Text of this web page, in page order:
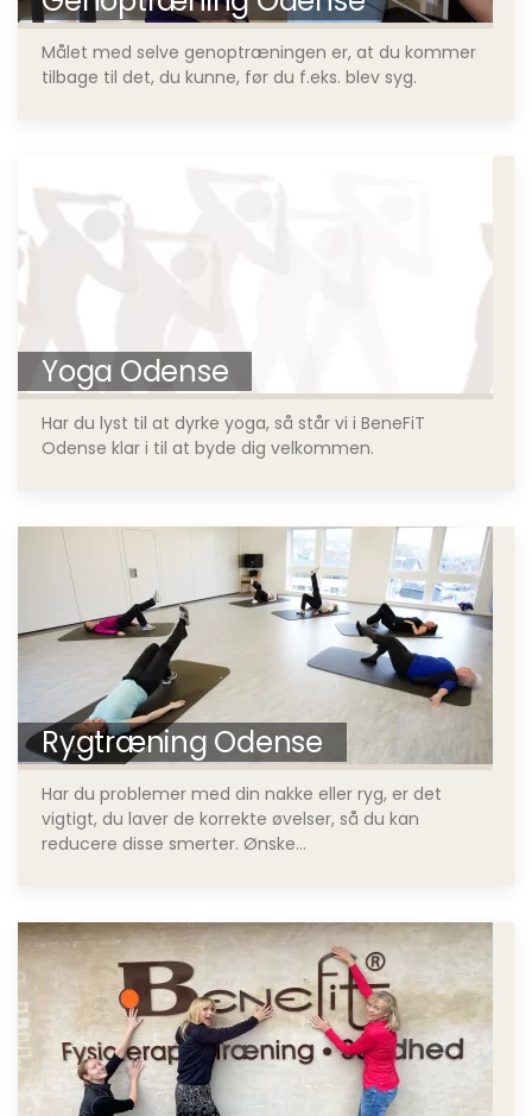
Målet med selve genoptræningen er, at du kommer
tilbage til det, du kunne, før du f.eks. blev syg.
Yoga Odense
Har du lyst til at dyrke yoga, så står vi i BeneFiT
Odense klar i til at byde dig velkommen.
Rygtræning Odense
Har du problemer med din nakke eller ryg, er det
vigtigt, du laver de korrekte øvelser, så du kan
reducere disse smerter. Ønske...